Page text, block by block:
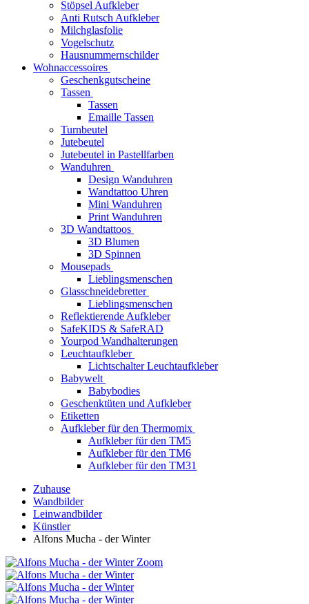
Stöpsel Aufkleber
Anti Rutsch Aufkleber
Milchglasfolie
Vogelschutz
Hausnummernschilder
Wohnaccessoires
Geschenkgutscheine
Tassen
Tassen
Emaille Tassen
Turnbeutel
Jutebeutel
Jutebeutel in Pastellfarben
Wanduhren
Design Wanduhren
Wandtattoo Uhren
Mini Wanduhren
Print Wanduhren
3D Wandtattoos
3D Blumen
3D Spinnen
Mousepads
Lieblingsmenschen
Glasschneidebretter
Lieblingsmenschen
Reflektierende Aufkleber
SafeKIDS & SafeRAD
Yourpod Wandhalterungen
Leuchtaufkleber
Lichtschalter Leuchtaufkleber
Babywelt
Babybodies
Geschenktüten und Aufkleber
Etiketten
Aufkleber für den Thermomix
Aufkleber für den TM5
Aufkleber für den TM6
Aufkleber für den TM31
Zuhause
Wandbilder
Leinwandbilder
Künstler
Alfons Mucha - der Winter
Zoom